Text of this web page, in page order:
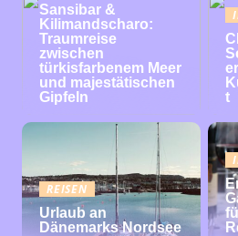
Sansibar &
Kilimandscharo:
Traumreise
zwischen
türkisfarbenem Meer
und majestätischen
Gipfeln
t
REISEN
Urlaub an
Dänemarks Nordsee